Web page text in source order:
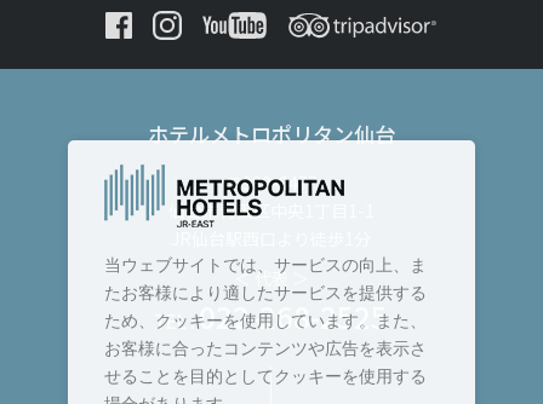
ホテルメトロポリタン仙台
〒980-8477
仙台市青葉区中央1丁目1-1
＜ 代表 ＞
TEL :022-268-2525
当ウェブサイトでは、サービスの向上、ま
たお客様により適したサービスを提供する
ため、クッキーを使用しています。また、
お客様に合ったコンテンツや広告を表示さ
せることを目的としてクッキーを使用する